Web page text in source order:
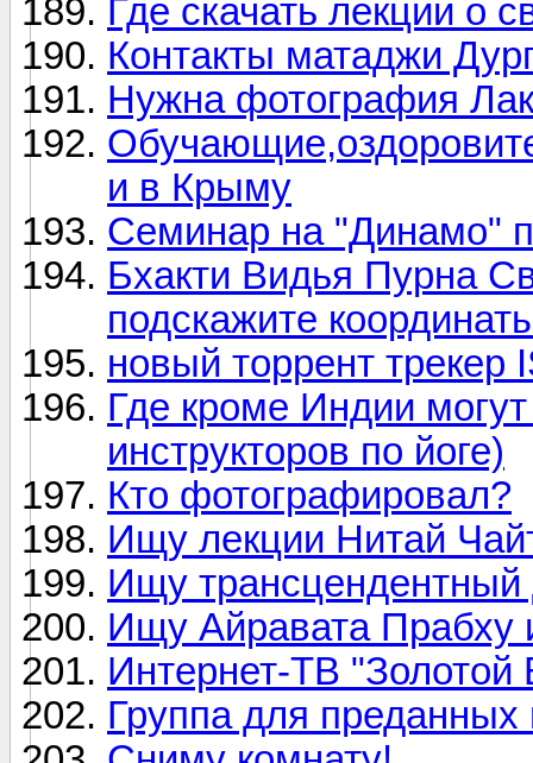
Где скачать лекции о
Контакты матаджи
Нужна фотография
и в Крыму
Семинар на "Динамо"
Бхакти Видья Пурна
подскажите
новый торрент трекер
Где кроме Индии
инструкторов по йоге)
Кто фотографировал?
Ищу лекции Нитай
Ищу трансцендентный
Ищу Айравата Прабху
Интернет-ТВ "Золотой
Группа для преданных